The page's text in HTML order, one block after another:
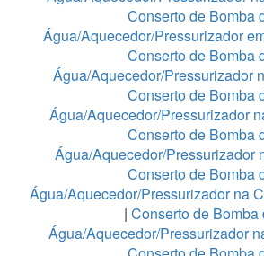
Conserto de Bomba
Água/Aquecedor/Pressurizador
Conserto de Bomba
Água/Aquecedor/Pressurizador
Conserto de Bomba
Água/Aquecedor/Pressurizador
Conserto de Bomba
Água/Aquecedor/Pressurizador
Conserto de Bomba
Água/Aquecedor/Pressurizador na
| Conserto de Bomba
Água/Aquecedor/Pressurizador